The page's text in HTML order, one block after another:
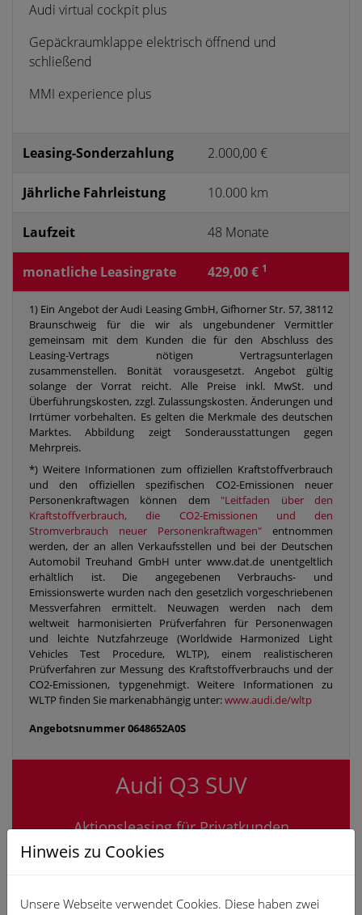
Audi virtual cockpit plus
Gepäckraumklappe elektrisch öffnend und
schließend
MMI experience plus
Leasing-Sonderzahlung 2.000,00 €
Jährliche Fahrleistung 10.000 km
Laufzeit 48 Monate
monatliche Leasingrate 429,00 € 1
1) Ein Angebot der Audi Leasing GmbH, Gifhorner Str. 57, 38112
Braunschweig für die wir als ungebundener Vermittler
gemeinsam mit dem Kunden die für den Abschluss des
Leasing-Vertrags nötigen Vertragsunterlagen
zusammenstellen. Bonität vorausgesetzt. Angebot gültig
solange der Vorrat reicht. Alle Preise inkl. MwSt. und
Überführungskosten, zzgl. Zulassungskosten. Änderungen und
Irrtümer vorbehalten. Es gelten die Merkmale des deutschen
Marktes. Abbildung zeigt Sonderausstattungen gegen
Mehrpreis.
*) Weitere Informationen zum offiziellen Kraftstoffverbrauch
und den offiziellen spezifischen CO2-Emissionen neuer
Personenkraftwagen können dem "Leitfaden über den
Kraftstoffverbrauch, die CO2-Emissionen und den
Stromverbrauch neuer Personenkraftwagen" entnommen
werden, der an allen Verkaufsstellen und bei der Deutschen
Automobil Treuhand GmbH unter www.dat.de unentgeltlich
erhältlich ist. Die angegebenen Verbrauchs- und
Emissionswerte wurden nach den gesetzlich vorgeschriebenen
Messverfahren ermittelt. Neuwagen werden nach dem
weltweit harmonisierten Prüfverfahren für Personenwagen
und leichte Nutzfahrzeuge (Worldwide Harmonized Light
Vehicles Test Procedure, WLTP), einem realistischeren
Prüfverfahren zur Messung des Kraftstoffverbrauchs und der
CO2-Emissionen, typgenehmigt. Weitere Informationen zu
WLTP finden Sie markenabhängig unter:www.audi.de/wltp
Angebotsnummer0648652A0S
Audi Q3 SUV
Aktionsleasing fürPrivatkunden
monatliche Leasingrate ab
Hinweis zu Cookies
Unsere Webseite verwendet Cookies. Diese haben zwei